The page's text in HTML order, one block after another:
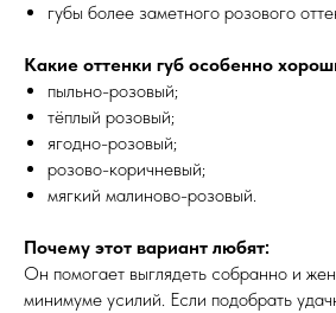
губы более заметного розового
Какие оттенки губ особенно
пыльно-розовый;
тёплый розовый;
ягодно-розовый;
розово-коричневый;
мягкий малиново-розовый.
Почему этот вариант любят:
Он помогает выглядеть собранно и
минимуме усилий. Если подобрать